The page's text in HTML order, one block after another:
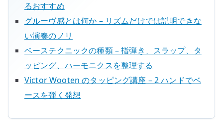
るおすすめ
グルーヴ感とは何か – リズムだけでは説明できな
い演奏のノリ
ベーステクニックの種類 – 指弾き、スラップ、タ
ッピング、ハーモニクスを整理する
Victor Wooten のタッピング講座 – 2 ハンドでベ
ースを弾く発想